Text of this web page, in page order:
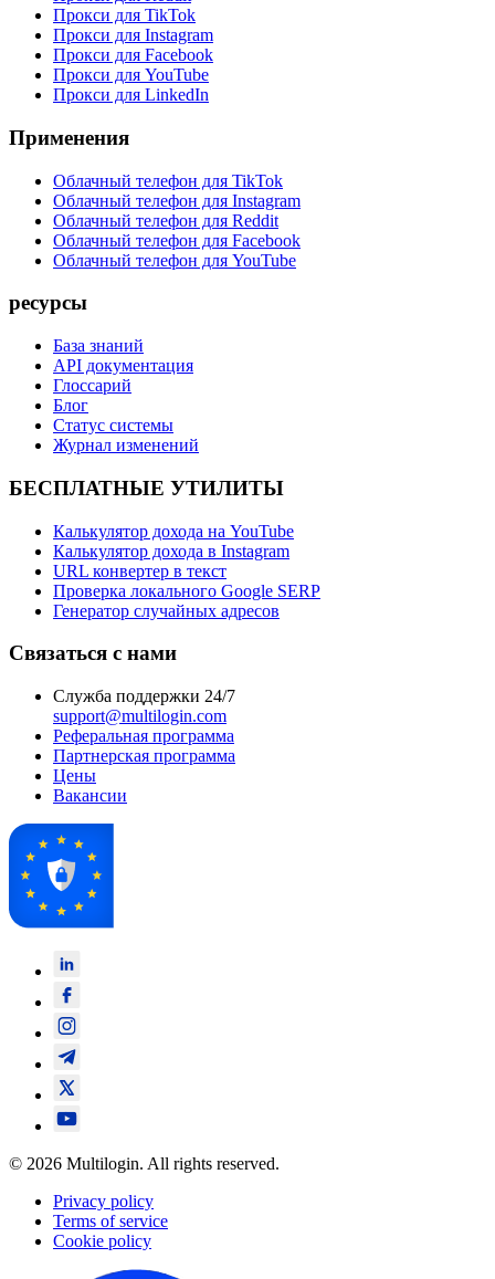
Прокси для TikTok
Прокси для Instagram
Прокси для Facebook
Прокси для YouTube
Прокси для LinkedIn
Применения
Облачный телефон для TikTok
Облачный телефон для Instagram
Облачный телефон для Reddit
Облачный телефон для Facebook
Облачный телефон для YouTube
ресурсы
База знаний
API документация
Глоссарий
Блог
Статус системы
Журнал изменений
БЕСПЛАТНЫЕ УТИЛИТЫ
Калькулятор дохода на YouTube
Калькулятор дохода в Instagram
URL конвертер в текст
Проверка локального Google SERP
Генератор случайных адресов
Связаться с нами
Служба поддержки 24/7
support@multilogin.com
Реферальная программа
Партнерская программа
Цены
Вакансии
© 2026 Multilogin. All rights reserved.
Privacy policy
Terms of service
Cookie policy